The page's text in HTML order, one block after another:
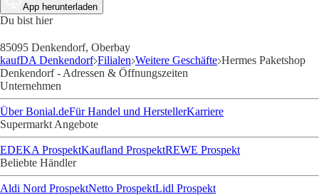
App herunterladen
Du bist hier
85095 Denkendorf, Oberbay
kaufDA Denkendorf Filialen Weitere Geschäfte Hermes Paketshop
Denkendorf - Adressen & Öffnungszeiten
Unternehmen
Über Bonial.deFür Handel und HerstellerKarriere
Supermarkt Angebote
EDEKA ProspektKaufland ProspektREWE Prospekt
Beliebte Händler
Aldi Nord ProspektNetto ProspektLidl Prospekt